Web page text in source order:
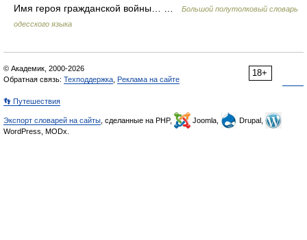
Имя героя гражданской войны… …
Большой полутолковый словарь
одесского языка
18+
© Академик, 2000-2026
Обратная связь: Техподдержка Реклама на сайте
👣 Путешествия
Экспорт словарей на сайты , сделанные на PHP, Joomla,
Drupal,
WordPress, MODx.